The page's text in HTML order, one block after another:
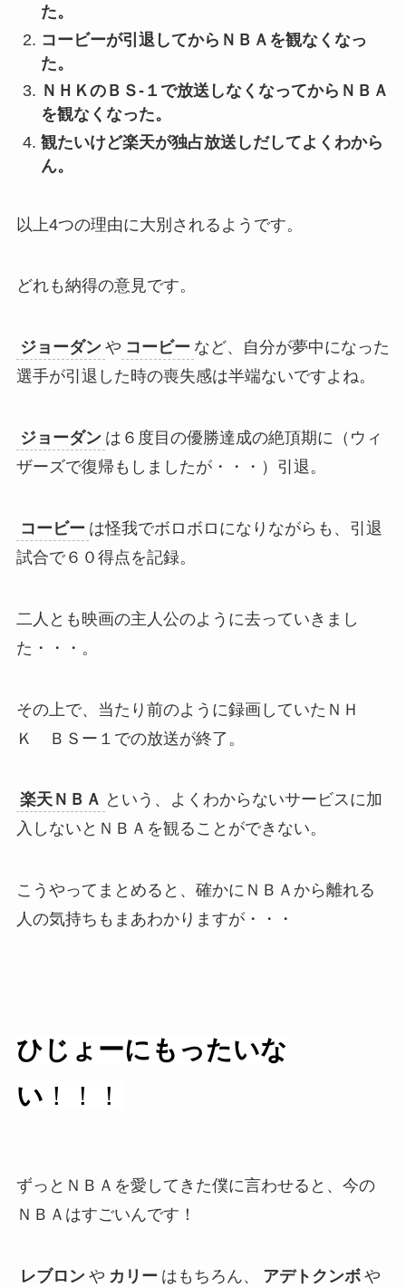
た。
コービーが引退してからＮＢＡを観なくなっ
た。
ＮＨＫのＢＳ‐１で放送しなくなってからＮＢＡ
を観なくなった。
観たいけど楽天が独占放送しだしてよくわから
ん。
以上4つの理由に大別されるようです。
どれも納得の意見です。
ジョーダン や コービー など、自分が夢中になった
選手が引退した時の喪失感は半端ないですよね。
ジョーダン は６度目の優勝達成の絶頂期に（ウィ
ザーズで復帰もしましたが・・・）引退。
コービー は怪我でボロボロになりながらも、引退
試合で６０得点を記録。
二人とも映画の主人公のように去っていきまし
た・・・。
その上で、当たり前のように録画していたＮＨ
Ｋ ＢＳー１での放送が終了。
楽天ＮＢＡ という、よくわからないサービスに加
入しないとＮＢＡを観ることができない。
こうやってまとめると、確かにＮＢＡから離れる
人の気持ちもまあわかりますが・・・
ひじょーにもったいな
い ！！！
ずっとＮＢＡを愛してきた僕に言わせると、今の
ＮＢＡはすごいんです！
レブロン や カリー はもちろん、 アデトクンボ や